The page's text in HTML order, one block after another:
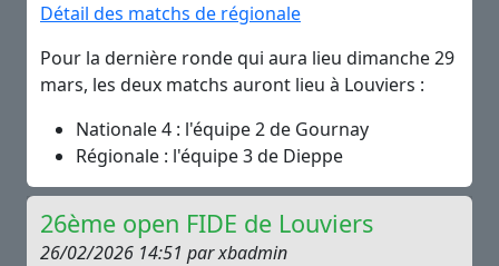
Détail des matchs de régionale
Pour la dernière ronde qui aura lieu dimanche 29
mars, les deux matchs auront lieu à Louviers :
Nationale 4 : l'équipe 2 de Gournay
Régionale : l'équipe 3 de Dieppe
26ème open FIDE de Louviers
26/02/2026 14:51 par xbadmin